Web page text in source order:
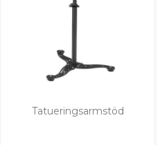
Tatueringsarmstöd